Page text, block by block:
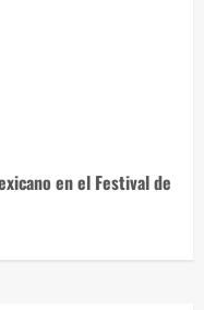
en el Festival de